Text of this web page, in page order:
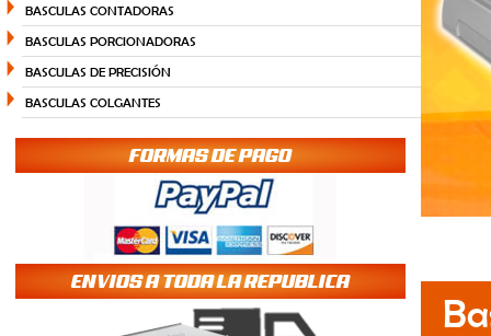
BASCULAS CONTADORAS
BASCULAS PORCIONADORAS
BASCULAS DE PRECISIÓN
BASCULAS COLGANTES
FORMAS DE PAGO
ENVIOS A TODA LA REPUBLICA